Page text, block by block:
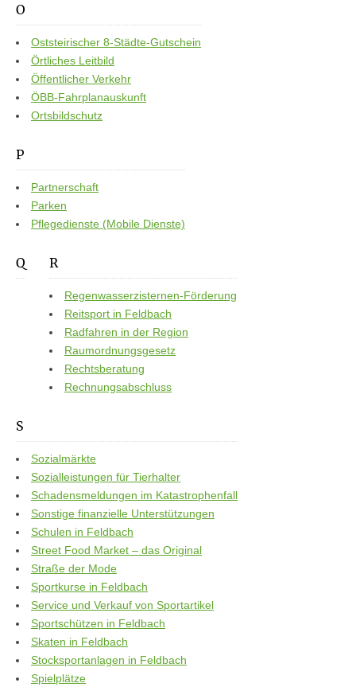
O
Oststeirischer 8-Städte-Gutschein
Örtliches Leitbild
Öffentlicher Verkehr
ÖBB-Fahrplanauskunft
Ortsbildschutz
P
Partnerschaft
Parken
Pflegedienste (Mobile Dienste)
Q R
Regenwasserzisternen-Förderung
Reitsport in Feldbach
Radfahren in der Region
Raumordnungsgesetz
Rechtsberatung
Rechnungsabschluss
S
Sozialmärkte
Sozialleistungen für Tierhalter
Schadensmeldungen im Katastrophenfall
Sonstige finanzielle Unterstützungen
Schulen in Feldbach
Street Food Market – das Original
Straße der Mode
Sportkurse in Feldbach
Service und Verkauf von Sportartikel
Sportschützen in Feldbach
Skaten in Feldbach
Stocksportanlagen in Feldbach
Spielplätze